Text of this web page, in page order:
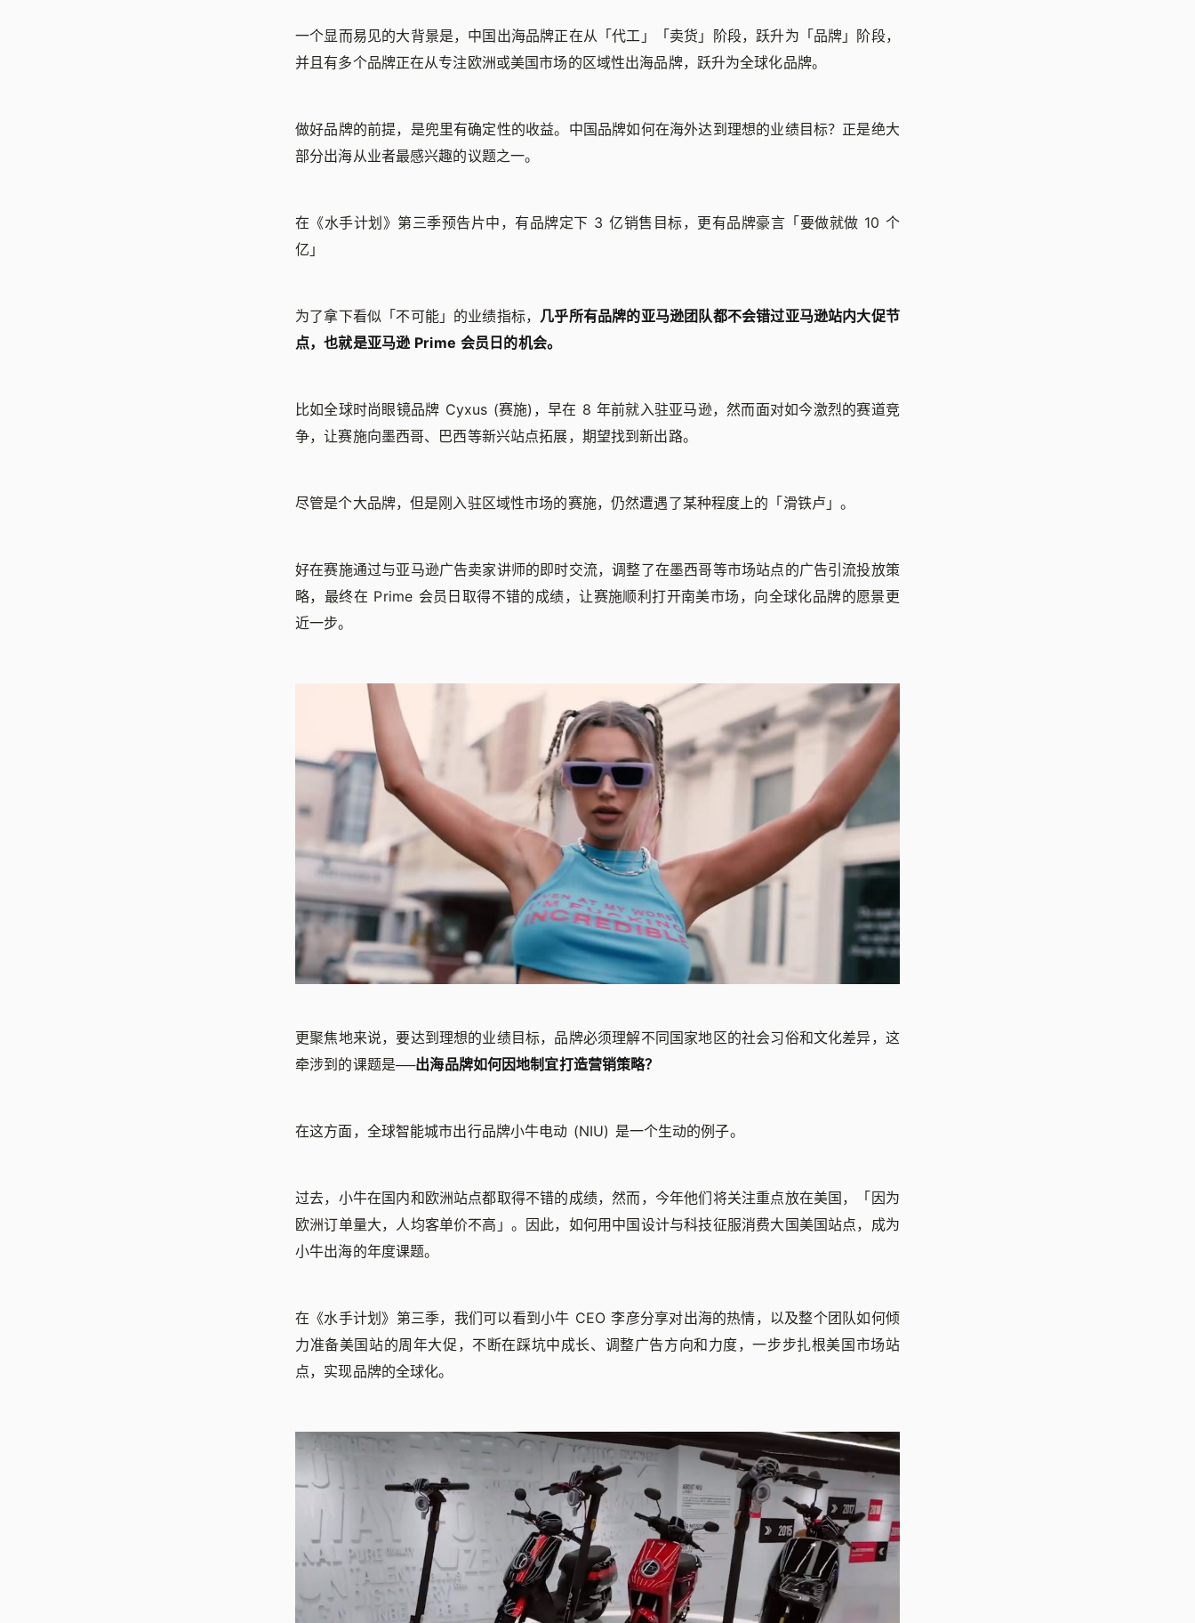
一个显而易见的大背景是，中国出海品牌正在从「代工」「卖货」阶段，跃升为「品牌」阶段，
并且有多个品牌正在从专注欧洲或美国市场的区域性出海品牌，跃升为全球化品牌。
做好品牌的前提，是兜里有确定性的收益。中国品牌如何在海外达到理想的业绩目标？正是绝大
部分出海从业者最感兴趣的议题之一。
在《水手计划》第三季预告片中，有品牌定下 3 亿销售目标，更有品牌豪言「要做就做 10 个
亿」
为了拿下看似「不可能」的业绩指标， 几乎所有品牌的亚马逊团队都不会错过亚马逊站内大促节
点，也就是亚马逊 Prime 会员日的机会。
比如全球时尚眼镜品牌 Cyxus (赛施)，早在 8 年前就入驻亚马逊，然而面对如今激烈的赛道竞
争，让赛施向墨西哥、巴西等新兴站点拓展，期望找到新出路。
尽管是个大品牌，但是刚入驻区域性市场的赛施，仍然遭遇了某种程度上的「滑铁卢」。
好在赛施通过与亚马逊广告卖家讲师的即时交流，调整了在墨西哥等市场站点的广告引流投放策
略，最终在 Prime 会员日取得不错的成绩，让赛施顺利打开南美市场，向全球化品牌的愿景更
近一步。
更聚焦地来说，要达到理想的业绩目标，品牌必须理解不同国家地区的社会习俗和文化差异，这
牵涉到的课题是──出海品牌如何因地制宜打造营销策略？
在这方面，全球智能城市出行品牌小牛电动 (NIU) 是一个生动的例子。
过去，小牛在国内和欧洲站点都取得不错的成绩，然而，今年他们将关注重点放在美国，「因为
欧洲订单量大，人均客单价不高」。因此，如何用中国设计与科技征服消费大国美国站点，成为
小牛出海的年度课题。
在《水手计划》第三季，我们可以看到小牛 CEO 李彦分享对出海的热情，以及整个团队如何倾
力准备美国站的周年大促，不断在踩坑中成长、调整广告方向和力度，一步步扎根美国市场站
点，实现品牌的全球化。